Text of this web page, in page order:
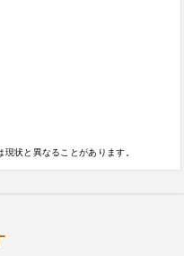
状と異なることがあります。